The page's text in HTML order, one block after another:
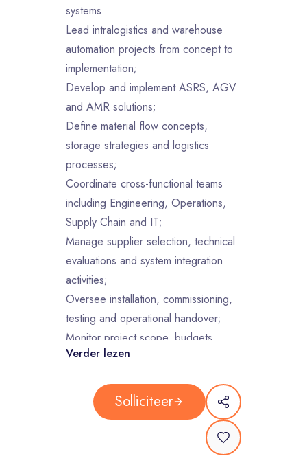
systems.
Lead intralogistics and warehouse
automation projects from concept to
implementation;
Develop and implement ASRS, AGV
and AMR solutions;
Define material flow concepts,
storage strategies and logistics
processes;
Coordinate cross-functional teams
including Engineering, Operations,
Supply Chain and IT;
Manage supplier selection, technical
evaluations and system integration
activities;
Oversee installation, commissioning,
testing and operational handover;
Monitor project scope, budgets,
timelines and deliverables;
warehouse automation and material
handling processes.
Bachelor’s or Master’s degree in
Verder lezen
Solliciteer